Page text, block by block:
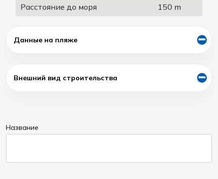
Расстояние до моря
150 m
Данные на пляже
Внешний вид строительства
Название